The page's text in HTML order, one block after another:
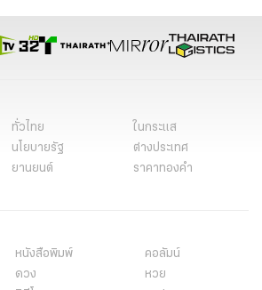
โมโหขโมยรถไปขาย ชอบเมาอาละวาดทำร้ายเมีย
ละวาดหน้าร้านสะดวกซื้อ ชาวบ้านเอือม กลัวเกิดเหตุ
าวผวา ครูชายเมาอาละวาด ควงสปาร์ตาทำร้าย-ขู่
รูสาว ครูเขียว ครูเขียวจอมอาละวาด
ววันนี้ ข่าวทั่วไป